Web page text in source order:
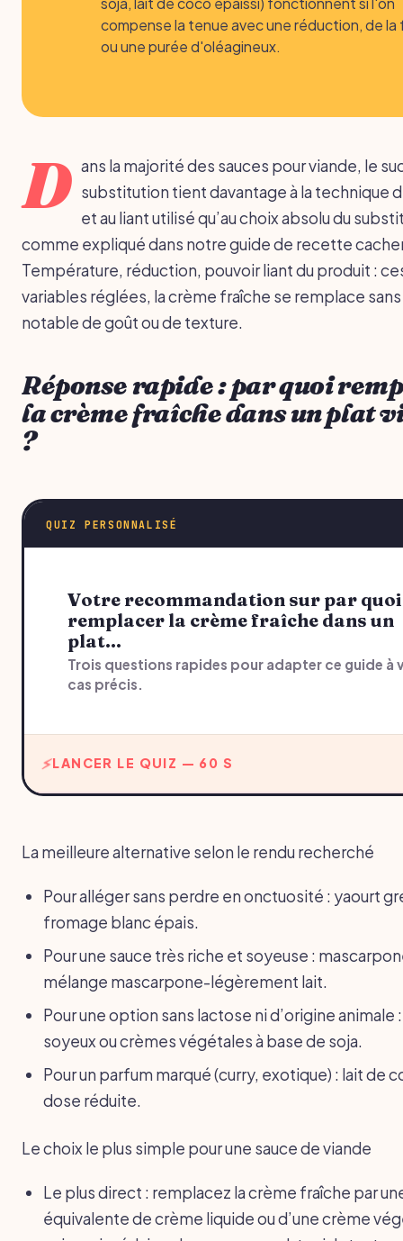
compense la tenue avec une réduction, de la
ou une purée d'oléagineux.
D ans la majorité des sauces pour viande, le
substitution tient davantage à la technique
et au liant utilisé qu’au choix absolu du
comme expliqué dans notre guide de recette
Température, réduction, pouvoir liant du produit :
variables réglées, la crème fraîche se remplace
notable de goût ou de texture.
Réponse rapide : par quoi
la crème fraîche dans un plat
?
QUIZ PERSONNALISÉ
Votre recommandation sur par quoi
remplacer la crème fraîche dans un
plat…
Trois questions rapides pour adapter ce guide à
cas précis.
LANCER LE QUIZ — 60 S
La meilleure alternative selon le rendu recherché
Pour alléger sans perdre en onctuosité : yaourt
fromage blanc épais.
Pour une sauce très riche et soyeuse :
mélange mascarpone-légèrement lait.
Pour une option sans lactose ni d’origine animale
soyeux ou crèmes végétales à base de soja.
Pour un parfum marqué (curry, exotique) : lait de
dose réduite.
Le choix le plus simple pour une sauce de viande
Le plus direct : remplacez la crème fraîche par
équivalente de crème liquide ou d’une crème